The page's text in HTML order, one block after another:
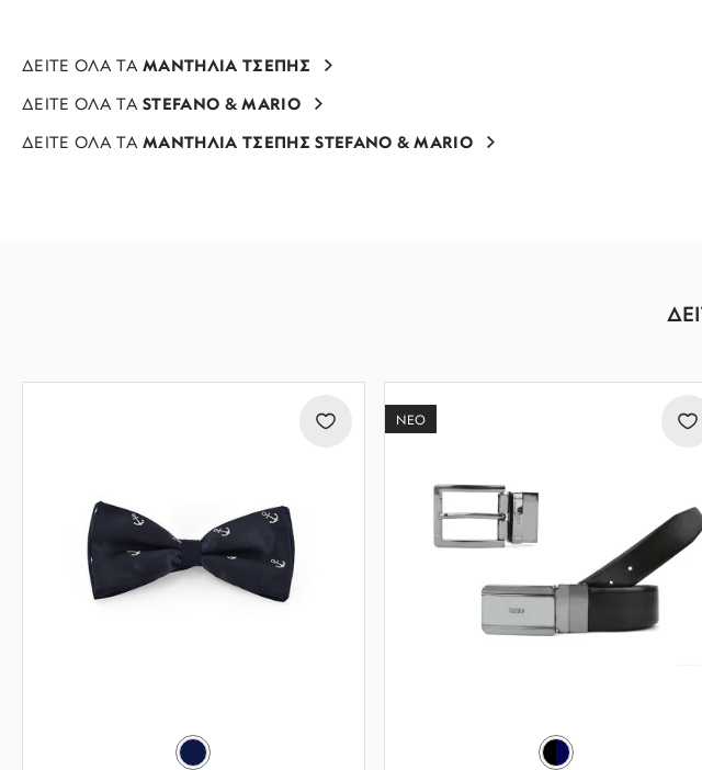
ΔΕΙΤΕ ΟΛΑ ΤΑΜΑΝΤΗΛΙΑ ΤΣΕΠΗΣ
ΔΕΙΤΕ ΟΛΑ ΤΑSTEFANO & MARIO
ΔΕΙΤΕ ΟΛΑ ΤΑΜΑΝΤΗΛΙΑ ΤΣΕΠΗΣ STEFANO & MARIO
ΝΕΟ